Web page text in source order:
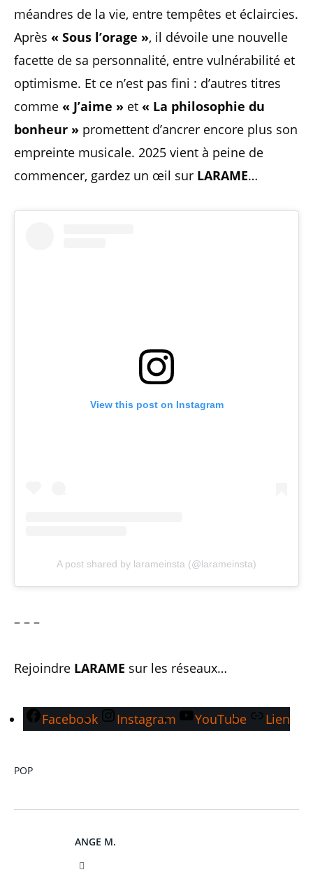
méandres de la vie, entre tempêtes et éclaircies.
Après « Sous l’orage », il dévoile une nouvelle
facette de sa personnalité, entre vulnérabilité et
optimisme. Et ce n’est pas fini : d’autres titres
comme « J’aime » et « La philosophie du
bonheur » promettent d’ancrer encore plus son
empreinte musicale. 2025 vient à peine de
commencer, gardez un œil sur LARAME…
View this post on Instagram
A post shared by larameinsta (@larameinsta)
– – –
Rejoindre LARAME sur les réseaux…
Facebook Instagram YouTube Lien
POP
ANGE M.